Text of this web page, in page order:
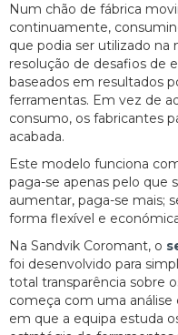
Num chão de fábrica
continuamente,
que podia ser utilizado na
resolução de desafios de
baseados em resultados
ferramentas. Em vez de
consumo, os fabricantes
acabada.
Este modelo funciona
paga-se apenas pelo que
aumentar, paga-se mais;
forma flexível e
Na Sandvik Coromant, o
foi desenvolvido para
total transparência sobre
começa com uma análise
em que a equipa estuda